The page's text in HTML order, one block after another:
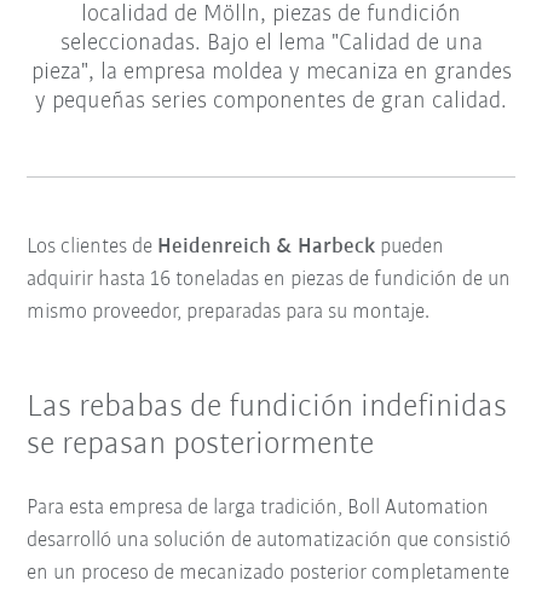
localidad de Mölln, piezas de fundición
seleccionadas. Bajo el lema "Calidad de una
pieza", la empresa moldea y mecaniza en grandes
y pequeñas series componentes de gran calidad.
Los clientes de Heidenreich & Harbeck pueden
adquirir hasta 16 toneladas en piezas de fundición de un
mismo proveedor, preparadas para su montaje.
Las rebabas de fundición indefinidas
se repasan posteriormente
Para esta empresa de larga tradición, Boll Automation
desarrolló una solución de automatización que consistió
en un proceso de mecanizado posterior completamente